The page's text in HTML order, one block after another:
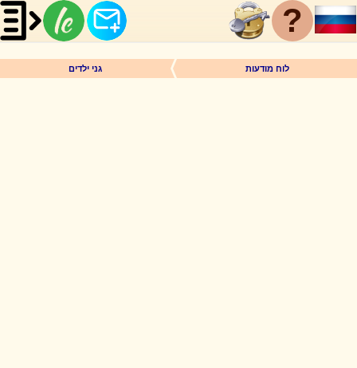
?
לוח מודעות גני ילדים